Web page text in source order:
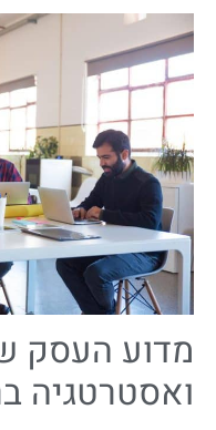
מדוע העסק
ואסטרטגיה